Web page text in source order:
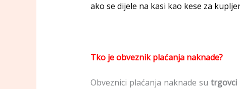
ako se dijele na kasi kao kese za
Tko je obveznik plaćanja naknade?
Obveznici plaćanja naknade sutrgovci